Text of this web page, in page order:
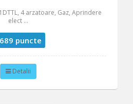
4 arzatoare, Gaz, Aprindere
elect ...
puncte
Detalii